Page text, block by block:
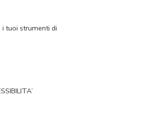
i tuoi strumenti di